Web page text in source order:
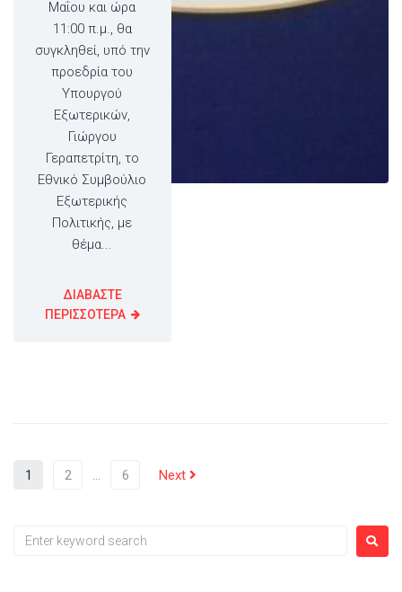
Μαΐου και ώρα
11:00 π.μ., θα
συγκληθεί, υπό την
προεδρία του
Υπουργού
Εξωτερικών,
Γιώργου
Γεραπετρίτη, το
Εθνικό Συμβούλιο
Εξωτερικής
Πολιτικής, με
θέμα...
ΔΙΑΒΑΣΤΕ
ΠΕΡΙΣΣΟΤΕΡΑ
1 2 … 6 Next